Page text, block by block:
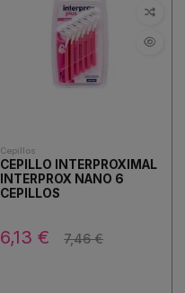
Cepillos
CEPILLO INTERPROXIMAL
INTERPROX NANO 6
CEPILLOS
6,13 € 7,46 €